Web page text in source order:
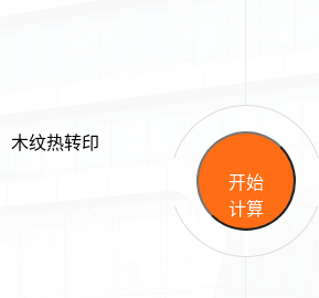
木纹热转印
开始
计算